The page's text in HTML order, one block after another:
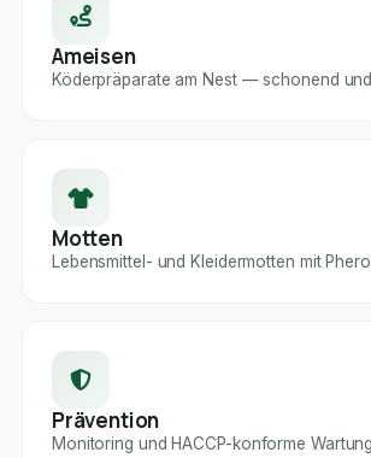
Ameisen
Köderpräparate am Nest — schonend
Motten
Lebensmittel- und Kleidermotten mit
Prävention
Monitoring und HACCP-konforme